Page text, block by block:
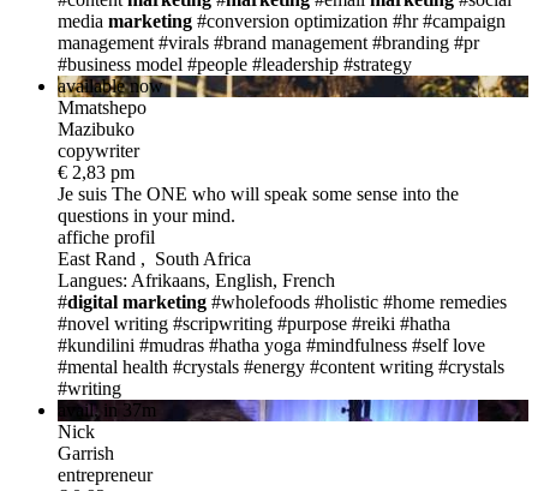
media marketing #conversion optimization #hr #campaign
management #virals #brand management #branding #pr
#business model #people #leadership #strategy
available now
Mmatshepo
Mazibuko
copywriter
€ 2,83 pm
Je suis The ONE who will speak some sense into the
questions in your mind.
affiche profil
East Rand , South Africa
Langues: Afrikaans, English, French
#digital marketing #wholefoods #holistic #home remedies
#novel writing #scripwriting #purpose #reiki #hatha
#kundilini #mudras #hatha yoga #mindfulness #self love
#mental health #crystals #energy #content writing #crystals
#writing
avail. in 37m
Nick
Garrish
entrepreneur